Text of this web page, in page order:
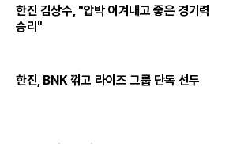
한진 김상수, "압박 이겨내고 좋은 경기력
승리"
한진, BNK 꺾고 라이즈 그룹 단독 선두